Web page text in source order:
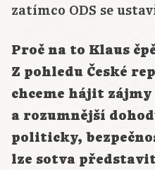
zatímco ODS se
Proč na to Klaus
Z pohledu České
chceme hájit
a rozumnější
politicky,
lze sotva